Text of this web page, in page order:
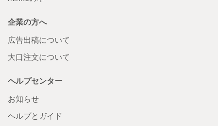
企業の方へ
広告出稿について
大口注文について
ヘルプセンター
お知らせ
ヘルプとガイド